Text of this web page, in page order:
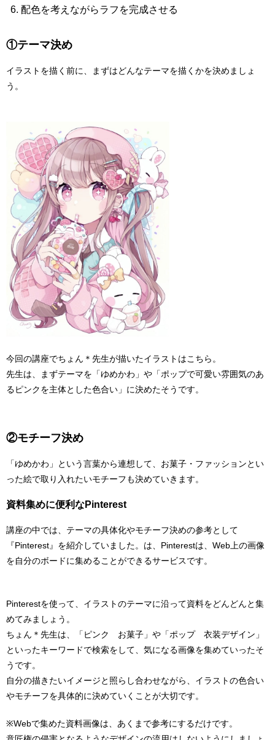
配色を考えながらラフを完成させる
①テーマ決め
イラストを描く前に、まずはどんなテーマを描くかを決めましょ
う。
今回の講座でちょん＊先生が描いたイラストはこちら。
先生は、まずテーマを「ゆめかわ」や「ポップで可愛い雰囲気のあ
るピンクを主体とした色合い」に決めたそうです。
②モチーフ決め
「ゆめかわ」という言葉から連想して、お菓子・ファッションとい
った絵で取り入れたいモチーフも決めていきます。
資料集めに便利なPinterest
講座の中では、テーマの具体化やモチーフ決めの参考として
『Pinterest』を紹介していました。は、Pinterestは、Web上の画像
を自分のボードに集めることができるサービスです。
Pinterestを使って、イラストのテーマに沿って資料をどんどんと集
めてみましょう。
ちょん＊先生は、「ピンク お菓子」や「ポップ 衣装デザイン」
といったキーワードで検索をして、気になる画像を集めていったそ
うです。
自分の描きたいイメージと照らし合わせながら、イラストの色合い
やモチーフを具体的に決めていくことが大切です。
※Webで集めた資料画像は、あくまで参考にするだけです。